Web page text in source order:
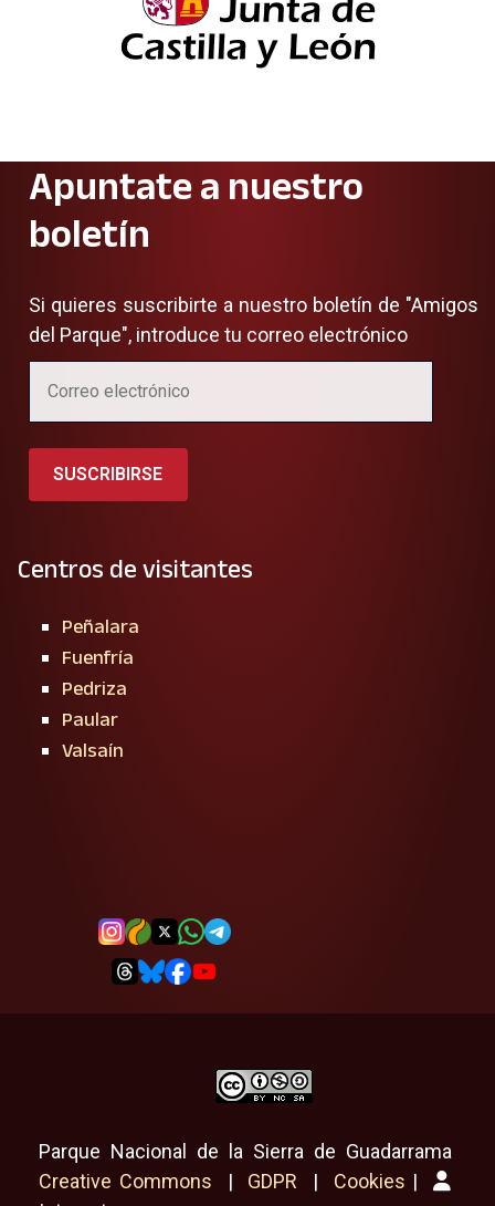
Apuntate a nuestro
boletín
Si quieres suscribirte a nuestro boletín de "Amigos
del Parque", introduce tu correo electrónico
SUSCRIBIRSE
Centros de visitantes
Peñalara
Fuenfría
Pedriza
Paular
Valsaín
Parque Nacional de la Sierra de Guadarrama
Creative Commons | GDPR | Cookies |